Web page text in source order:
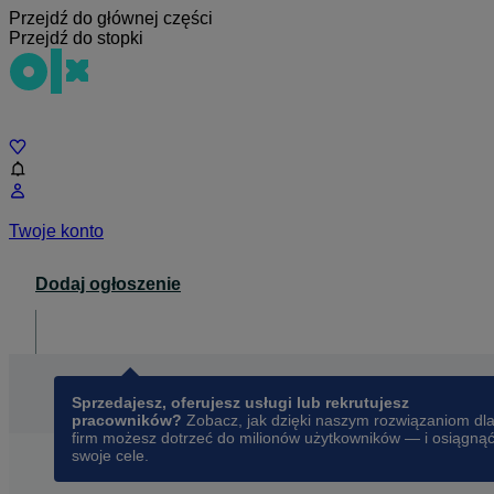
Przejdź do głównej części
Przejdź do stopki
Twoje konto
Dodaj ogłoszenie
Sprzedajesz, oferujesz usługi lub rekrutujesz
pracowników? Zobacz, jak dzięki naszym rozwiązaniom dla
firm możesz dotrzeć do milionów użytkowników — i osiągnąć
swoje cele.